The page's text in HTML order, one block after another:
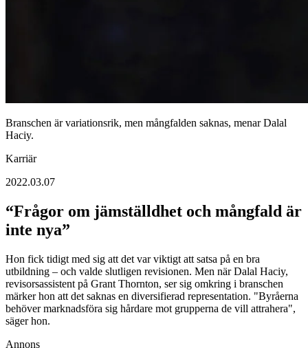
Branschen är variationsrik, men mångfalden saknas, menar Dalal
Haciy.
Karriär
2022.03.07
“Frågor om jämställdhet och mångfald är
inte nya”
Hon fick tidigt med sig att det var viktigt att satsa på en bra
utbildning – och valde slutligen revisionen. Men när Dalal Haciy,
revisorsassistent på Grant Thornton, ser sig omkring i branschen
märker hon att det saknas en diversifierad representation. "Byråerna
behöver marknadsföra sig hårdare mot grupperna de vill attrahera",
säger hon.
Annons